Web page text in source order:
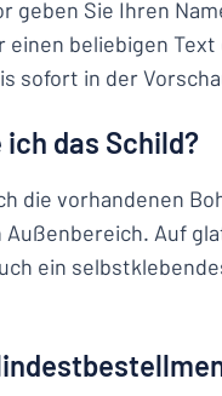
geben Sie Ihren
einen beliebigen Text
sofort in der
das Schild?
die vorhandenen
Außenbereich. Auf
ein